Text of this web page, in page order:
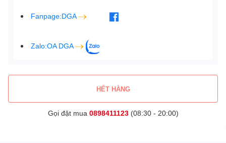
Fanpage:DGA
Zalo:OA DGA
HẾT HÀNG
Gọi đặt mua 0898411123(08:30 - 20:00)